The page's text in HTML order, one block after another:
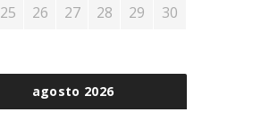
agosto 2026
25 26 27 28 29
30